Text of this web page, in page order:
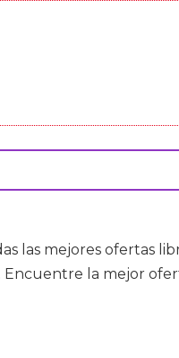
las mejores ofertas
la mejor